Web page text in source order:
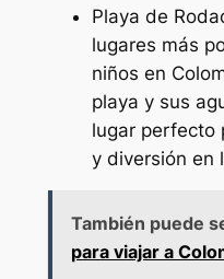
Playa de
lugares más
niños en
playa y sus
lugar perfecto
y diversión en
También puede
para viajar a